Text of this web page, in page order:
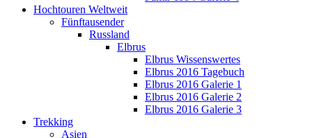
Hochtouren Weltweit
Fünftausender
Russland
Elbrus
Elbrus Wissenswertes
Elbrus 2016 Tagebuch
Elbrus 2016 Galerie 1
Elbrus 2016 Galerie 2
Elbrus 2016 Galerie 3
Trekking
Asien